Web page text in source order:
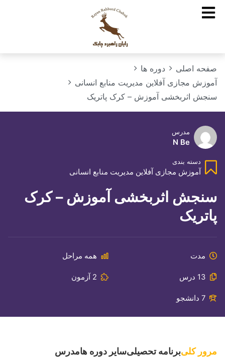
صفحه اصلی
دوره ها
آموزش مجازی آفلاین مدیریت منابع انسانی
سنجش اثربخشی آموزش – کرک پاتریک
مدرس
N Be
دسته بندی
آموزش مجازی آفلاین مدیریت منابع انسانی
سنجش اثربخشی آموزش – کرک
پاتریک
مدت همه مراحل
13 درس 2 آزمون
7 دانشجو
مرور کلیبرنامه تحصیلیسایر دوره هامدرس